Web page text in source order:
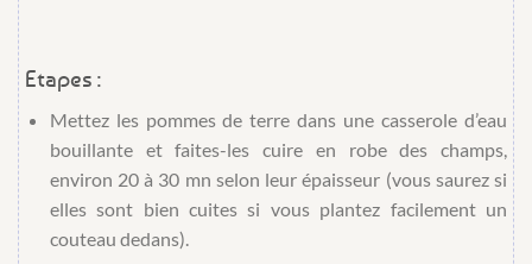
Etapes :
Mettez les pommes de terre dans une casserole d’eau
bouillante et faites-les cuire en robe des champs,
environ 20 à 30 mn selon leur épaisseur (vous saurez si
elles sont bien cuites si vous plantez facilement un
couteau dedans).